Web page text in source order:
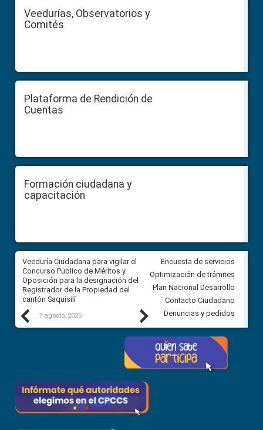
Veedurías, Observatorios y
Comités
Plataforma de Rendición de
Cuentas
Formación ciudadana y
capacitación
Previous
Veeduría Ciudadana para vigilar el
Concurso Público de Méritos y
Oposición para la designación del
Registrador de la Propiedad del
cantón Saquisilí
7 agosto, 2026
Veeduría Ciudadana para
construcción del asfaltado de
Ballenita del cantón Santa
7 agosto, 2026
Next
Encuesta de servicios
Optimización de trámites
Plan Nacional Desarrollo
Contacto Ciudadano
Denuncias y pedidos